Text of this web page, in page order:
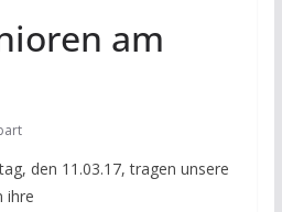
am
den 11.03.17, tragen unsere
ihre